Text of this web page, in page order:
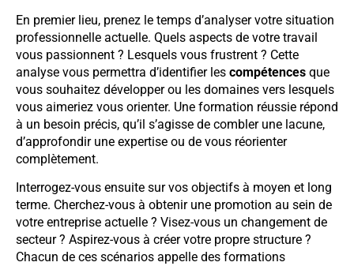
En premier lieu, prenez le temps d’analyser votre situation
professionnelle actuelle. Quels aspects de votre travail
vous passionnent ? Lesquels vous frustrent ? Cette
analyse vous permettra d’identifier les compétences que
vous souhaitez développer ou les domaines vers lesquels
vous aimeriez vous orienter. Une formation réussie répond
à un besoin précis, qu’il s’agisse de combler une lacune,
d’approfondir une expertise ou de vous réorienter
complètement.
Interrogez-vous ensuite sur vos objectifs à moyen et long
terme. Cherchez-vous à obtenir une promotion au sein de
votre entreprise actuelle ? Visez-vous un changement de
secteur ? Aspirez-vous à créer votre propre structure ?
Chacun de ces scénarios appelle des formations